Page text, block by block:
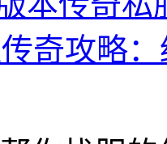
奇攻略